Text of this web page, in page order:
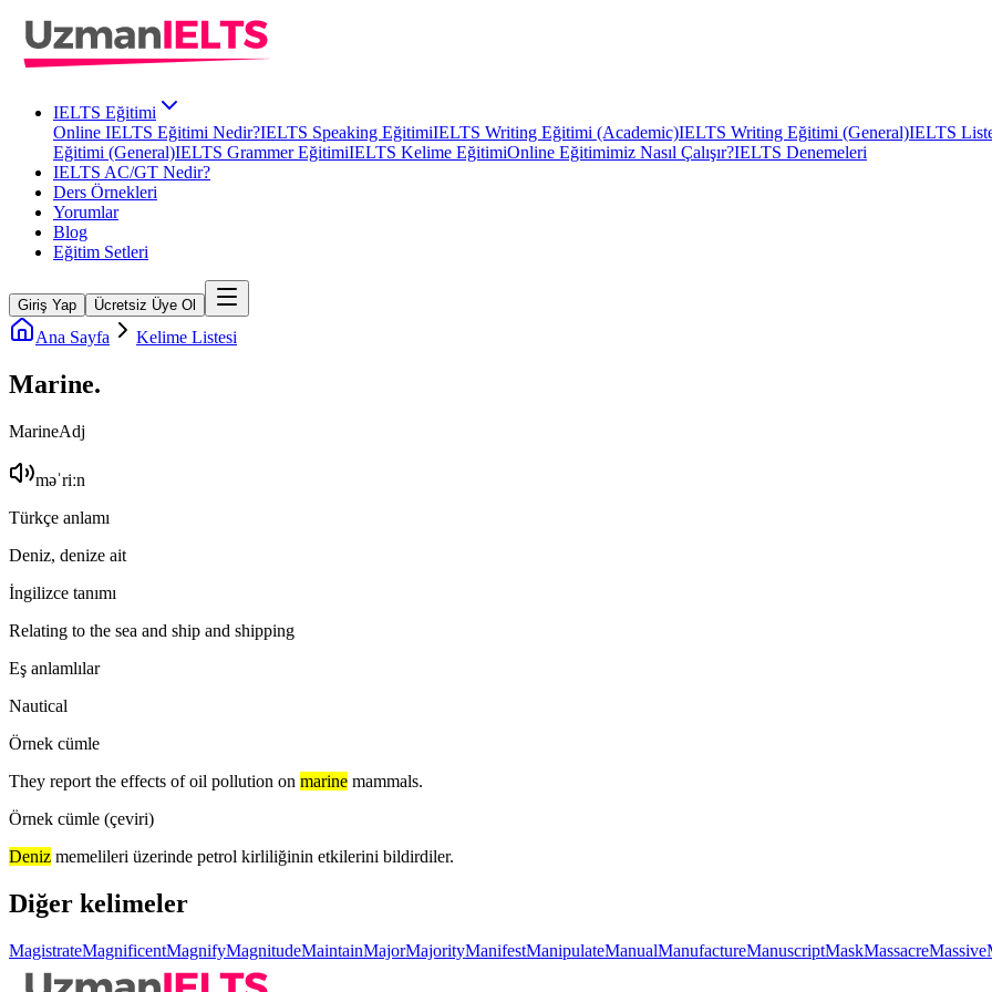
IELTS Eğitimi
Online IELTS Eğitimi Nedir?IELTS Speaking EğitimiIELTS Writing Eğitimi (Academic)IELTS Writing Eğitimi (General)IELTS
Eğitimi (General)IELTS Grammer EğitimiIELTS Kelime EğitimiOnline Eğitimimiz Nasıl Çalışır?IELTS Denemeleri
IELTS AC/GT Nedir?
Ders Örnekleri
Yorumlar
Blog
Eğitim Setleri
Giriş Yap Ücretsiz Üye Ol
Ana Sayfa Kelime Listesi
Marine.
MarineAdj
məˈriːn
Türkçe anlamı
Deniz, denize ait
İngilizce tanımı
Relating to the sea and ship and shipping
Eş anlamlılar
Nautical
Örnek cümle
They report the effects of oil pollution on marine mammals.
Örnek cümle (çeviri)
Deniz memelileri üzerinde petrol kirliliğinin etkilerini bildirdiler.
Diğer kelimeler
MagistrateMagnificentMagnifyMagnitudeMaintainMajorMajorityManifestManipulateManualManufactureManuscriptMaskMassacreMassive